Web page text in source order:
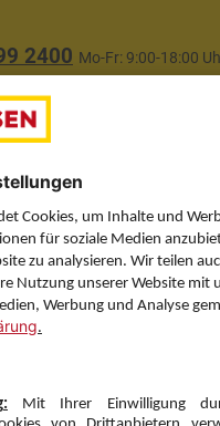
2400 Mo-Fr: 9:00-18:00
uns auf